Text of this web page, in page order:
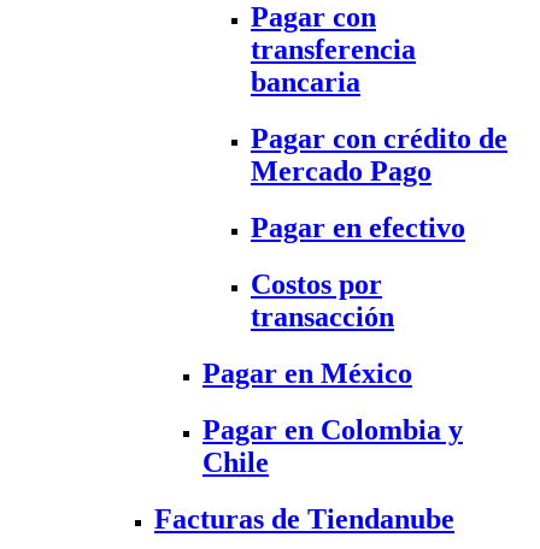
Pagar con
transferencia
bancaria
Pagar con crédito de
Mercado Pago
Pagar en efectivo
Costos por
transacción
Pagar en México
Pagar en Colombia y
Chile
Facturas de Tiendanube